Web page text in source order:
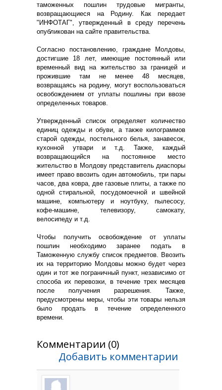
таможенных пошлин трудовые мигранты,
возвращающиеся на Родину. Как передает
"ИНФОТАГ", утвержденный в среду перечень
опубликован на сайте правительства.
Согласно постановлению, граждане Молдовы,
достигшие 18 лет, имеющие постоянный или
временный вид на жительство за границей и
прожившие там не менее 48 месяцев,
возвращаясь на родину, могут воспользоваться
освобождением от уплаты пошлины при ввозе
определенных товаров.
Утвержденный список определяет количество
единиц одежды и обуви, а также килограммов
старой одежды, постельного белья, занавесок,
кухонной утвари и т.д. Также, каждый
возвращающийся на постоянное место
жительство в Молдову представитель диаспоры
имеет право ввозить один автомобиль, три пары
часов, два ковра, две газовые плиты, а также по
одной стиральной, посудомоечной и швейной
машине, компьютеру и ноутбуку, пылесосу,
кофе-машине, телевизору, самокату,
велосипеду и т.д.
Чтобы получить освобождение от уплаты
пошлин необходимо заранее подать в
Таможенную службу список предметов. Ввозить
их на территорию Молдовы можно будет через
один и тот же пограничный пункт, независимо от
способа их перевозки, в течение трех месяцев
после получения разрешения. Также,
предусмотрены меры, чтобы эти товары нельзя
было продать в течение определенного
времени.
Комментарии (0)
Добавить комментарии